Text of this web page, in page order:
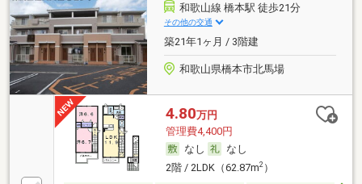
和歌山線 橋本駅 徒歩21分
その他の交通
築21年1ヶ月 / 3階建
和歌山県橋本市北馬場
4.80万円
管理費4,400円
なし
なし
2階 / 2LDK（62.87m2）